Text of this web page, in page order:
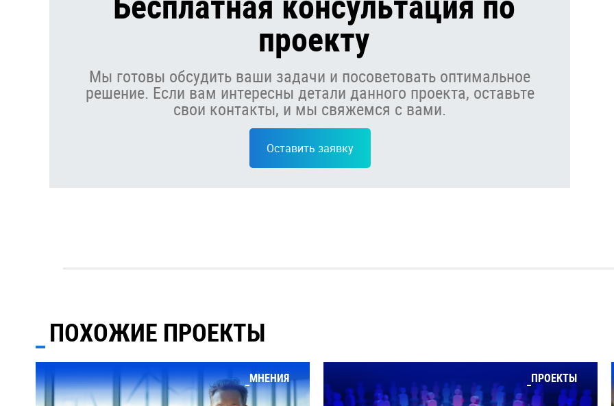
проекту
Мы готовы обсудить ваши задачи и посоветовать оптимальное
решение. Если вам интересны детали данного проекта, оставьте
свои контакты, и мы свяжемся с вами.
Оставить заявку
ПОХОЖИЕ ПРОЕКТЫ
МНЕНИЯ ПРОЕКТЫ